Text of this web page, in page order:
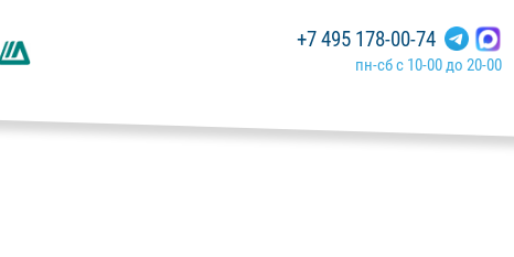
+7 495 178-00-74
пн-сб с 10-00 до 20-00